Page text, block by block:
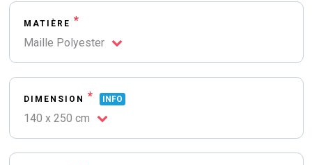
MATIÈRE *
Maille Polyester
DIMENSION * INFO
140 x 250 cm